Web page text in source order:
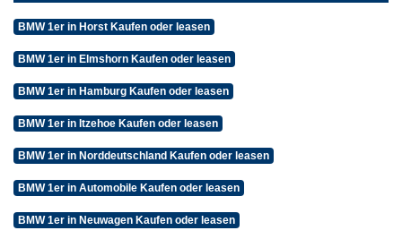
BMW 1er in Horst Kaufen oder leasen
BMW 1er in Elmshorn Kaufen oder leasen
BMW 1er in Hamburg Kaufen oder leasen
BMW 1er in Itzehoe Kaufen oder leasen
BMW 1er in Norddeutschland Kaufen oder leasen
BMW 1er in Automobile Kaufen oder leasen
BMW 1er in Neuwagen Kaufen oder leasen